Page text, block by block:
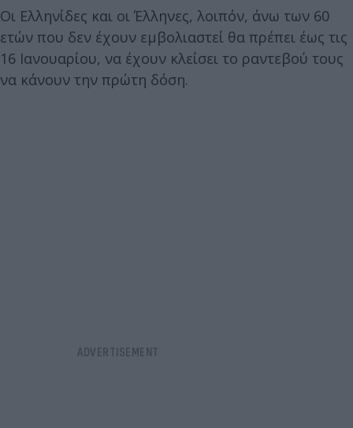
Οι Ελληνίδες και οι Έλληνες, λοιπόν, άνω των 60
ετών που δεν έχουν εμβολιαστεί θα πρέπει έως τις
16 Ιανουαρίου, να έχουν κλείσει το ραντεβού τους
να κάνουν την πρώτη δόση.